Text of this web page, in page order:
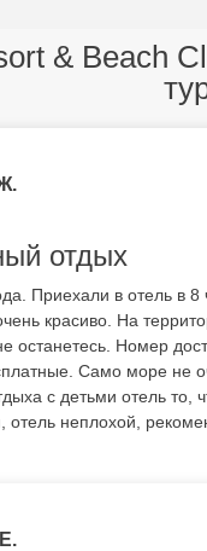
& Beach
отдых
Приехали в отель в 8
красиво. На
останетесь. Номер
Само море не
с детьми отель то,
неплохой,